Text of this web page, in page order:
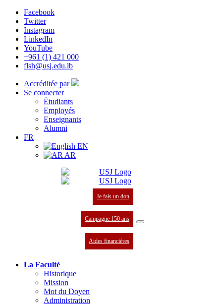
Facebook
Twitter
Instagram
LinkedIn
YouTube
+961 (1) 421 000
flsh@usj.edu.lb
Accréditée par
Se connecter
Étudiants
Employés
Enseignants
Alumni
FR
EN
AR
Je fais un don
Campagne 150 ans
Aides financières
La Faculté
Historique
Mission
Mot du Doyen
Administration